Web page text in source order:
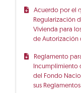
Acuerdo por el
Regularización
Vivienda para
de Autorización
Reglamento
Incumplimiento
del Fondo
sus